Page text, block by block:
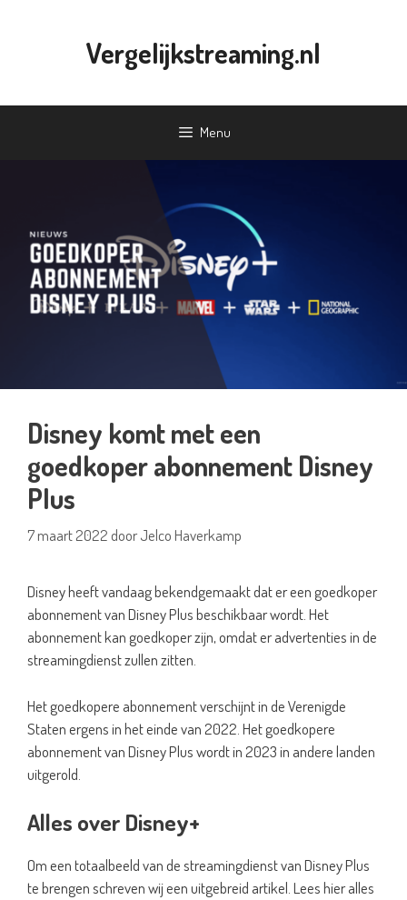
Vergelijkstreaming.nl
Menu
Disney komt met een
goedkoper abonnement Disney
Plus
7 maart 2022 doorJelco Haverkamp
Disney heeft vandaag bekendgemaakt dat er een goedkoper
abonnement van Disney Plus beschikbaar wordt. Het
abonnement kan goedkoper zijn, omdat er advertenties in de
streamingdienst zullen zitten.
Het goedkopere abonnement verschijnt in de Verenigde
Staten ergens in het einde van 2022. Het goedkopere
abonnement van Disney Plus wordt in 2023 in andere landen
uitgerold.
Alles over Disney+
Om een totaalbeeld van de streamingdienst van Disney Plus
te brengen schreven wij een uitgebreid artikel. Lees hier alles